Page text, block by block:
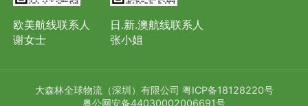
欧美航线联系人
谢女士
日.新.澳航线联系人
张小姐
大森林全球物流（深圳）有限公司 粤ICP备18128220号
粤公网安备44030002006691号